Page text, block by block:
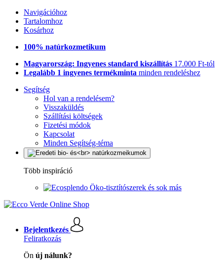
Navigációhoz
Tartalomhoz
Kosárhoz
100% natúrkozmetikum
Magyarország: Ingyenes standard kiszállítás 17.000 Ft-tól
Legalább 1 ingyenes termékminta minden rendeléshez
Segítség
Hol van a rendelésem?
Visszaküldés
Szállítási költségek
Fizetési módok
Kapcsolat
Minden Segítség-téma
Több inspiráció
Öko-tisztítószerek és sok más
Bejelentkezés
Feliratkozás
Ön új nálunk?